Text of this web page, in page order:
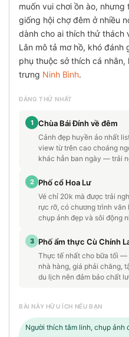
muốn vui chơi ồn ào,
giống hội chợ đêm ở nhiều
dành cho ai thích thử thách
Lân mô tả mơ hồ, khó
phụ thuộc sở thích cá
trưng Ninh Bình.
ĐÁNG THỬ NHẤT
1 Chùa Bái Đính về đêm
Cảnh đẹp huyền ảo nhất
view từ trên cao choáng
khác hẳn ban ngày — trải
2 Phố cổ Hoa Lư
Vé chỉ 20k mà được trải
rực rỡ, có chương trình
chụp ảnh đẹp và sôi động
3 Phố ẩm thực Cù Chính
Thực tế nhất cho bữa tối —
nhà hàng, giá phải chăng,
du lịch nên đảm bảo chất
BÀI NÀY HỮU ÍCH NẾU BẠN
Người thích tâm linh, chụp